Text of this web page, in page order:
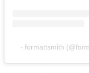
- formattsmith